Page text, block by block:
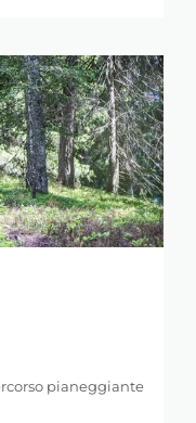
pianeggiante